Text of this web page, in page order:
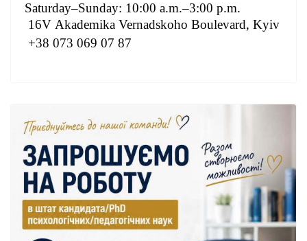
Saturday–Sunday: 10:00 a.m.–3:00 p.m.
16V Akademika Vernadskoho Boulevard, Kyiv
+38 073 069 07 87